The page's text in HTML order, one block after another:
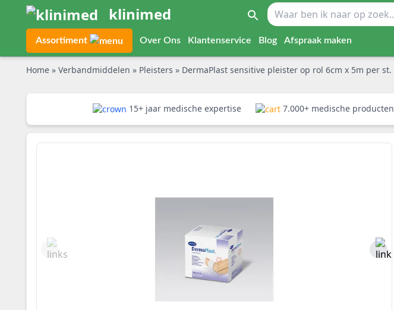
klinimed
Assortiment Over Ons Klantenservice Blog Afspraak maken
Home » Verbandmiddelen » Pleisters » DermaPlast sensitive pleister op rol 6cm x 5m per st.
15+ jaar medische expertise 7.000+ medische producten